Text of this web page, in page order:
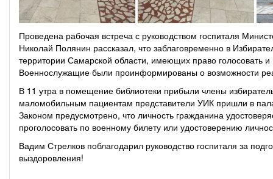
Проведена рабочая встреча с руководством госпиталя
Николай Полянин рассказал, что заблаговременно в
территории Самарской области, имеющих право голосовать
Военнослужащие были проинформированы о возможности
В 11 утра в помещение библиотеки прибыли члены
маломобильным пациентам представители УИК пришли в
Законом предусмотрено, что личность гражданина
проголосовать по военному билету или удостоверению
Вадим Стрелков поблагодарил руководство госпиталя за
выздоровления!